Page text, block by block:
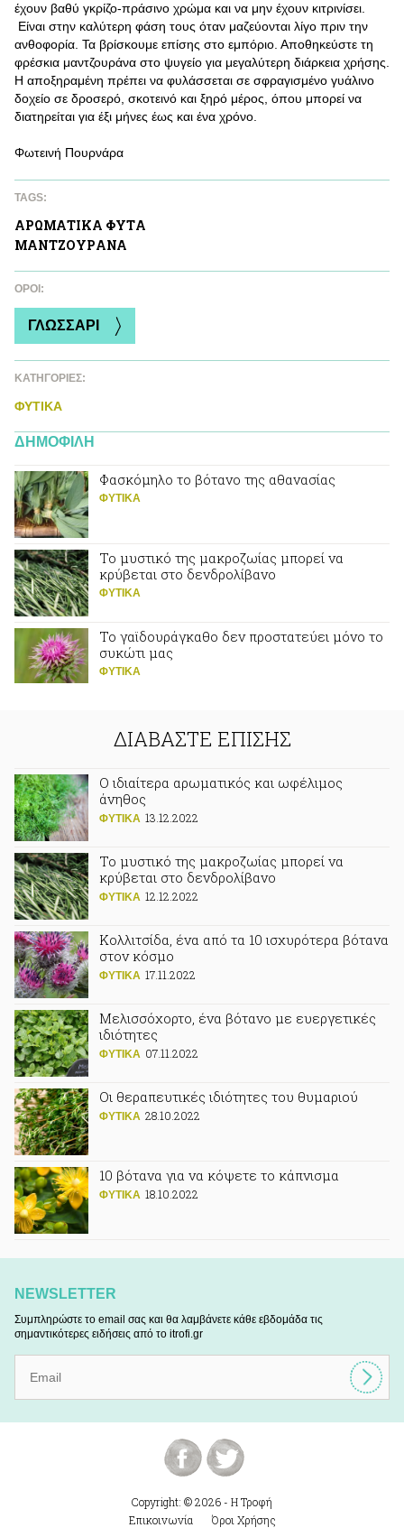
έχουν βαθύ γκρίζο-πράσινο χρώμα και να μην έχουν κιτρινίσει.
Είναι στην καλύτερη φάση τους όταν μαζεύονται λίγο πριν την
ανθοφορία. Τα βρίσκουμε επίσης στο εμπόριο. Αποθηκεύστε τη
φρέσκια μαντζουράνα στο ψυγείο για μεγαλύτερη διάρκεια χρήσης.
Η αποξηραμένη πρέπει να φυλάσσεται σε σφραγισμένο γυάλινο
δοχείο σε δροσερό, σκοτεινό και ξηρό μέρος, όπου μπορεί να
διατηρείται για έξι μήνες έως και ένα χρόνο.
Φωτεινή Πουρνάρα
TAGS:
ΑΡΩΜΑΤΙΚA ΦΥΤA
ΜΑΝΤΖΟΥΡAΝΑ
ΌΡΟΙ:
ΓΛΩΣΣΑΡΙ
ΚΑΤΗΓΟΡΙΕΣ:
ΦΥΤΙΚA
ΔΗΜΟΦΙΛΗ
Φασκόμηλο το βότανο της αθανασίας
ΦΥΤΙΚA
Το μυστικό της μακροζωίας μπορεί να
κρύβεται στο δενδρολίβανο
ΦΥΤΙΚA
Το γαϊδουράγκαθο δεν προστατεύει μόνο το
συκώτι μας
ΦΥΤΙΚA
ΔΙΑΒΑΣΤΕ ΕΠΙΣΗΣ
Ο ιδιαίτερα αρωματικός και ωφέλιμος
άνηθος
ΦΥΤΙΚA 13.12.2022
Το μυστικό της μακροζωίας μπορεί να
κρύβεται στο δενδρολίβανο
ΦΥΤΙΚA 12.12.2022
Κολλιτσίδα, ένα από τα 10 ισχυρότερα βότανα
στον κόσμο
ΦΥΤΙΚA 17.11.2022
Μελισσόχορτο, ένα βότανο με ευεργετικές
ιδιότητες
ΦΥΤΙΚA 07.11.2022
Οι θεραπευτικές ιδιότητες του θυμαριού
ΦΥΤΙΚA 28.10.2022
10 βότανα για να κόψετε το κάπνισμα
ΦΥΤΙΚA 18.10.2022
NEWSLETTER
Συμπληρώστε το email σας και θα λαμβάνετε κάθε εβδομάδα τις
σημαντικότερες ειδήσεις από το itrofi.gr
Copyright: © 2026 - Η Τροφή
Επικοινωνία
Όροι Χρήσης